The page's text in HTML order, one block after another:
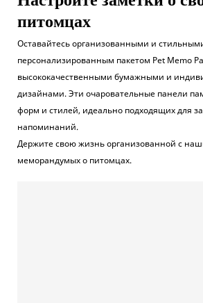
питомцах
Оставайтесь организованными и
персонализированным пакетом Pet Memo
высококачественными бумажными и
дизайнами. Эти очаровательные панели
форм и стилей, идеально подходящих для
напоминаний.
Держите свою жизнь организованной с
меморандумых о питомцах.